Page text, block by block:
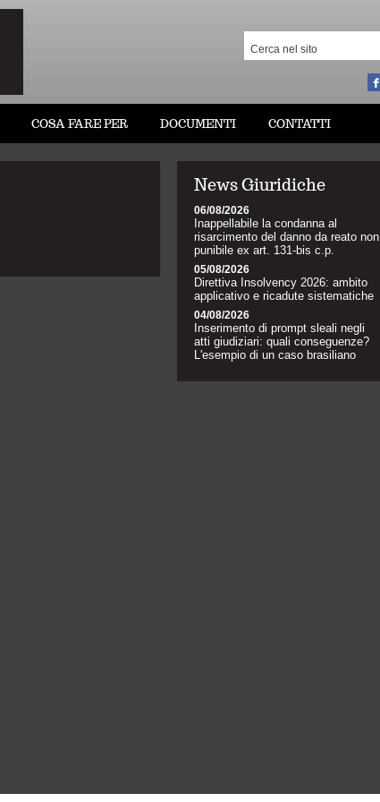
COSA FARE PER DOCUMENTI CONTATTI
News Giuridiche
06/08/2026
Inappellabile la condanna al
risarcimento del danno da reato non
punibile ex art. 131-bis c.p.
05/08/2026
Direttiva Insolvency 2026: ambito
applicativo e ricadute sistematiche
04/08/2026
Inserimento di prompt sleali negli
atti giudiziari: quali conseguenze?
L'esempio di un caso brasiliano